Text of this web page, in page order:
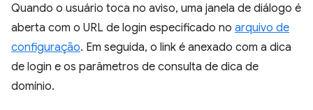
Quando o usuário toca no aviso, uma janela de diálogo é
aberta com o URL de login especificado no arquivo de
configuração. Em seguida, o link é anexado com a dica
de login e os parâmetros de consulta de dica de
domínio.